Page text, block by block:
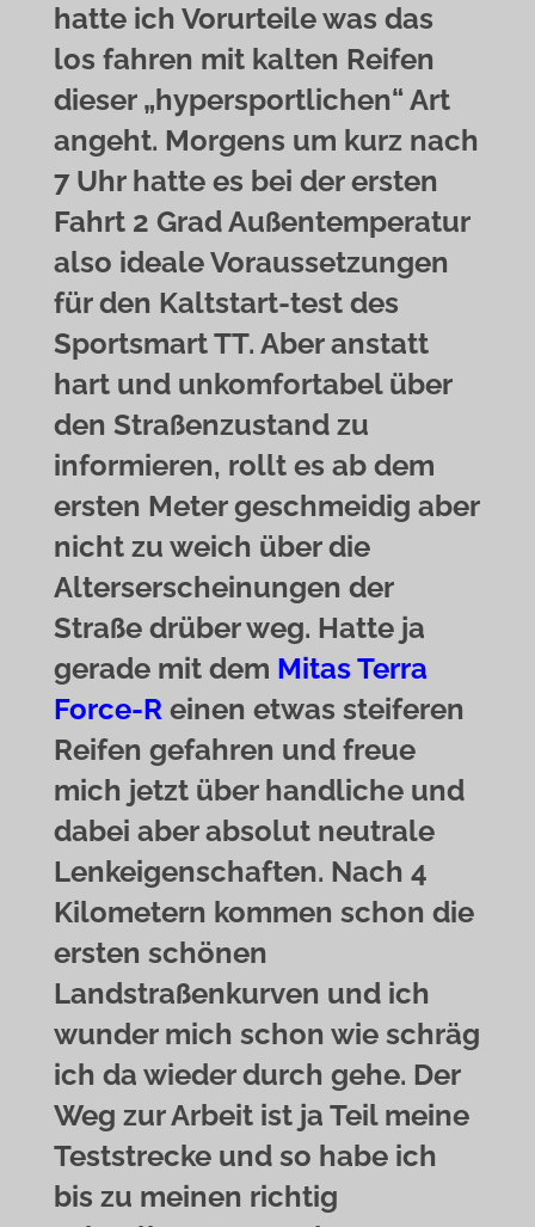
hatte ich Vorurteile was das
los fahren mit kalten Reifen
dieser „hypersportlichen“ Art
angeht. Morgens um kurz nach
7 Uhr hatte es bei der ersten
Fahrt 2 Grad Außentemperatur
also ideale Voraussetzungen
für den Kaltstart-test des
Sportsmart TT. Aber anstatt
hart und unkomfortabel über
den Straßenzustand zu
informieren, rollt es ab dem
ersten Meter geschmeidig aber
nicht zu weich über die
Alterserscheinungen der
Straße drüber weg. Hatte ja
gerade mit dem Mitas Terra
Force-R einen etwas steiferen
Reifen gefahren und freue
mich jetzt über handliche und
dabei aber absolut neutrale
Lenkeigenschaften. Nach 4
Kilometern kommen schon die
ersten schönen
Landstraßenkurven und ich
wunder mich schon wie schräg
ich da wieder durch gehe. Der
Weg zur Arbeit ist ja Teil meine
Teststrecke und so habe ich
bis zu meinen richtig